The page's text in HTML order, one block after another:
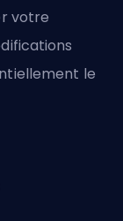
votre
le